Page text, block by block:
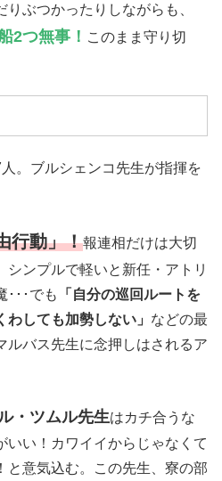
ぶつかったりしながらも、
2つ無事！ このまま守り切
。ブルシェンコ先生が指揮を
行動」！報連相だけは大切
シンプルで軽いと新任・アトリ
･･･でも
「自分の巡回ルートを
しても加勢しない」 などの最
ルバス先生に念押しはされるア
・ツムル先生はカチ合うな
いい！カワイイからじゃなくて
と意気込む。この先生、寮の部